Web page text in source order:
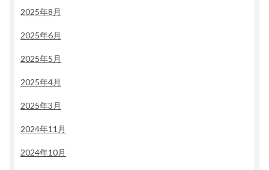
2025年8月
2025年6月
2025年5月
2025年4月
2025年3月
2024年11月
2024年10月